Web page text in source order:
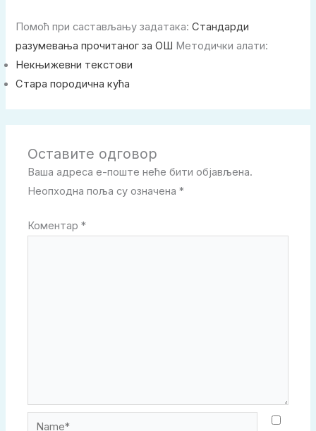
Помоћ при састављању задатака:Стандарди
разумевања прочитаног за ОШ Методички алати:
Некњижевни текстови
Стара породична кућа
Оставите одговор
Ваша адреса е-поште неће бити објављена.
Неопходна поља су означена*
Коментар*
Name*